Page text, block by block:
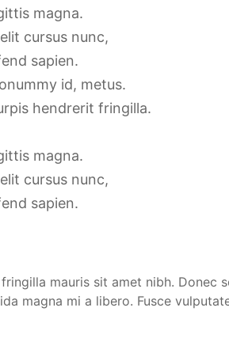
magna.
cursus nunc,
sapien.
id, metus.
hendrerit fringilla.
magna.
cursus nunc,
sapien.
mauris sit amet nibh. Donec
magna mi a libero. Fusce